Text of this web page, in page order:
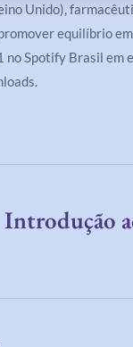
Unido),
equilíbrio
no Spotify Brasil em
Introdução